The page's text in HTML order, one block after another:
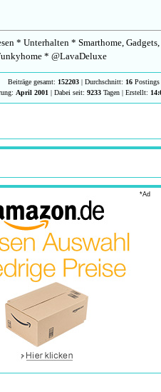
* Unterhalten * Smarthome,
* @LavaDeluxe
Beiträge gesamt: 152203 | Durchschnitt: 16 Postings
April 2001 | Dabei seit: 9233 Tagen | Erstellt:
*Ad